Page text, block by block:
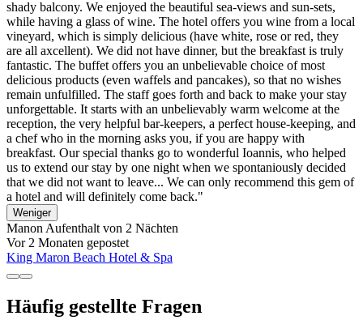
shady balcony. We enjoyed the beautiful sea-views and sun-sets,
while having a glass of wine. The hotel offers you wine from a local
vineyard, which is simply delicious (have white, rose or red, they
are all axcellent). We did not have dinner, but the breakfast is truly
fantastic. The buffet offers you an unbelievable choice of most
delicious products (even waffels and pancakes), so that no wishes
remain unfulfilled. The staff goes forth and back to make your stay
unforgettable. It starts with an unbelievably warm welcome at the
reception, the very helpful bar-keepers, a perfect house-keeping, and
a chef who in the morning asks you, if you are happy with
breakfast. Our special thanks go to wonderful Ioannis, who helped
us to extend our stay by one night when we spontaniously decided
that we did not want to leave... We can only recommend this gem of
a hotel and will definitely come back."
Weniger
Manon Aufenthalt von 2 Nächten
Vor 2 Monaten gepostet
King Maron Beach Hotel & Spa
Häufig gestellte Fragen